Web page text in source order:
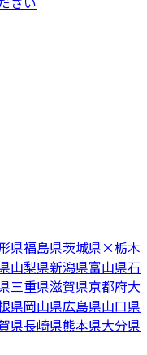
県福島県茨城県×栃木
山梨県新潟県富山県石
三重県滋賀県京都府大
県岡山県広島県山口県
県長崎県熊本県大分県